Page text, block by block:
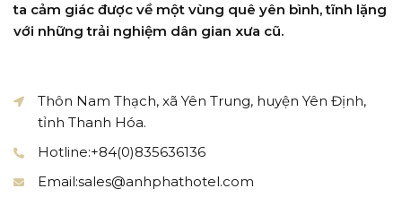
ta cảm giác được về một vùng quê yên bình, tĩnh lặng
với những trải nghiệm dân gian xưa cũ.
Thôn Nam Thạch, xã Yên Trung, huyện Yên Định,
tỉnh Thanh Hóa.
Hotline:+84(0)835636136
Email:sales@anhphathotel.com